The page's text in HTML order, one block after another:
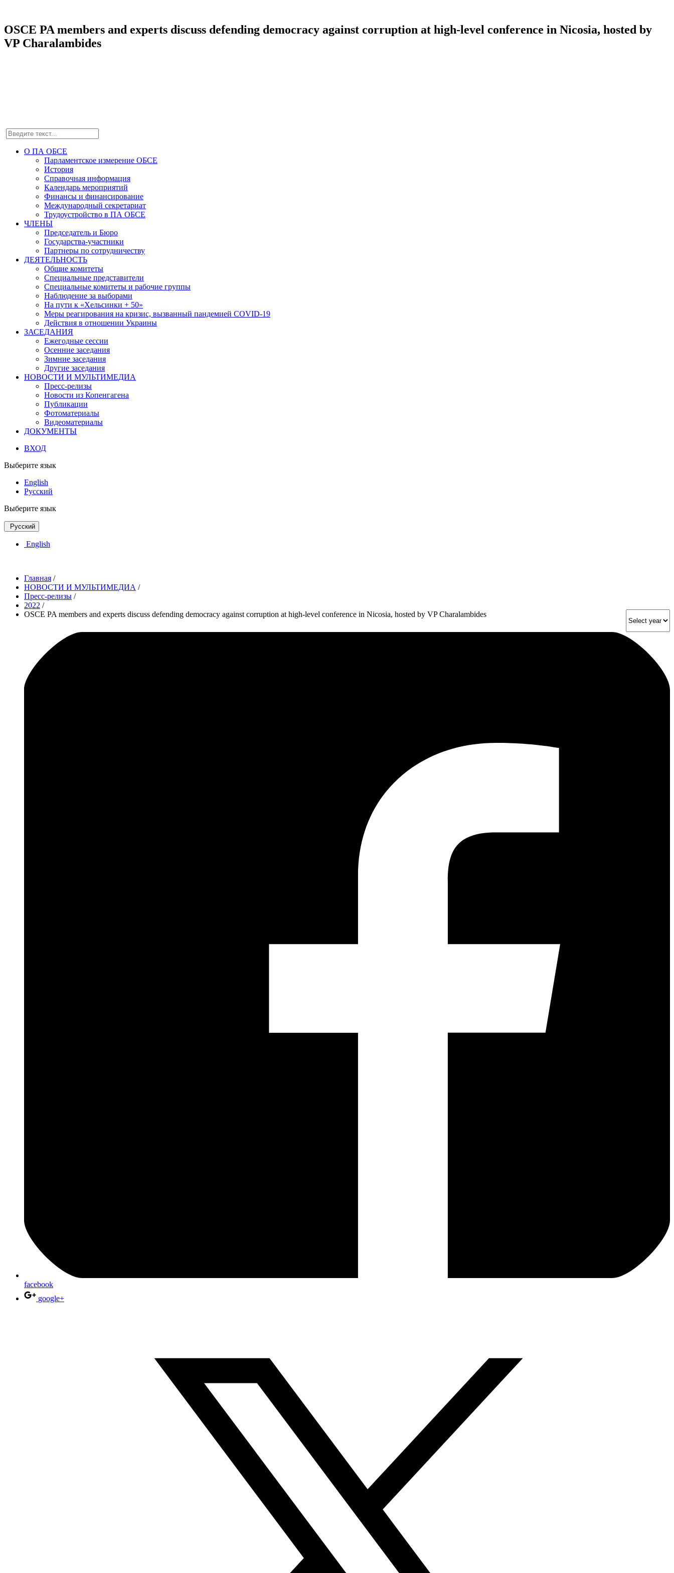
OSCE PA members and experts discuss defending democracy against corruption at high-level conference in Nicosia, hosted by
VP Charalambides
О ПА ОБСЕ
Парламентское измерение ОБСЕ
История
Справочная информация
Календарь мероприятий
Финансы и финансирование
Международный секретариат
Трудоустройство в ПА ОБСЕ
ЧЛЕНЫ
Председатель и Бюро
Государства-участники
Партнеры по сотрудничеству
ДЕЯТЕЛЬНОСТЬ
Общие комитеты
Специальные представители
Специальные комитеты и рабочие группы
Наблюдение за выборами
На пути к «Хельсинки + 50»
Меры реагирования на кризис, вызванный пандемией COVID-19
Действия в отношении Украины
ЗАСЕДАНИЯ
Ежегодные сессии
Осенние заседания
Зимние заседания
Другие заседания
НОВОСТИ И МУЛЬТИМЕДИА
Пресс-релизы
Новости из Копенгагена
Публикации
Фотоматериалы
Видеоматериалы
ДОКУМЕНТЫ
ВХОД
Выберите язык
English
Русский
Выберите язык
Русский
English
Главная /
НОВОСТИ И МУЛЬТИМЕДИА /
Пресс-релизы /
2022 /
OSCE PA members and experts discuss defending democracy against corruption at high-level conference in Nicosia, hosted by VP Charalambides
facebook
google+